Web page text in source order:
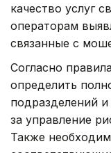
качество услуг
операторам
связанные с
Согласно
определить
подразделений
за управление
Также